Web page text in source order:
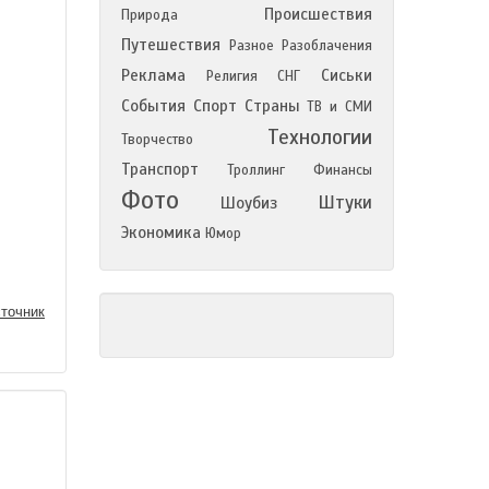
Природа
Происшествия
Путешествия
Разное Разоблачения
Реклама Религия СНГ
Сиськи
События Спорт Страны ТВ и СМИ
Творчество
Технологии
Транспорт Троллинг Финансы
Фото Шоубиз Штуки
Экономика Юмор